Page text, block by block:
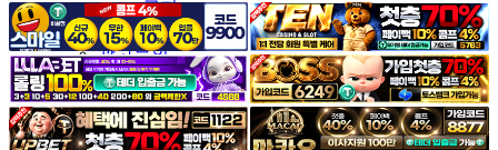
공지
1:1문의
광고문의